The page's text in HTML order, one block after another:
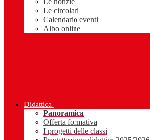
Le notizie
Le circolari
Calendario eventi
Albo online
Didattica
Panoramica
Offerta formativa
I progetti delle classi